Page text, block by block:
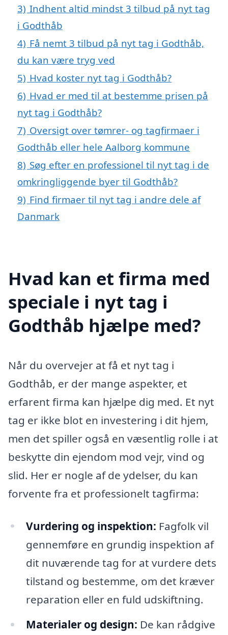
3) Indhent altid mindst 3 tilbud på nyt tag
i Godthåb
4) Få nemt 3 tilbud på nyt tag i Godthåb,
du kan være tryg ved
5) Hvad koster nyt tag i Godthåb?
6) Hvad er med til at bestemme prisen på
nyt tag i Godthåb?
7) Oversigt over tømrer- og tagfirmaer i
Godthåb eller hele Aalborg kommune
8) Søg efter en professionel til nyt tag i de
omkringliggende byer til Godthåb?
9) Find firmaer til nyt tag i andre dele af
Danmark
Hvad kan et firma med
speciale i nyt tag i
Godthåb hjælpe med?
Når du overvejer at få et nyt tag i
Godthåb, er der mange aspekter, et
erfarent firma kan hjælpe dig med. Et nyt
tag er ikke blot en investering i dit hjem,
men det spiller også en væsentlig rolle i at
beskytte din ejendom mod vejr, vind og
slid. Her er nogle af de ydelser, du kan
forvente fra et professionelt tagfirma:
Vurdering og inspektion: Fagfolk vil
gennemføre en grundig inspektion af
dit nuværende tag for at vurdere dets
tilstand og bestemme, om det kræver
reparation eller en fuld udskiftning.
Materialer og design: De kan rådgive